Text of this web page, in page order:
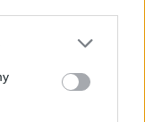
or more Google
You may click to
party tags to
in below Google